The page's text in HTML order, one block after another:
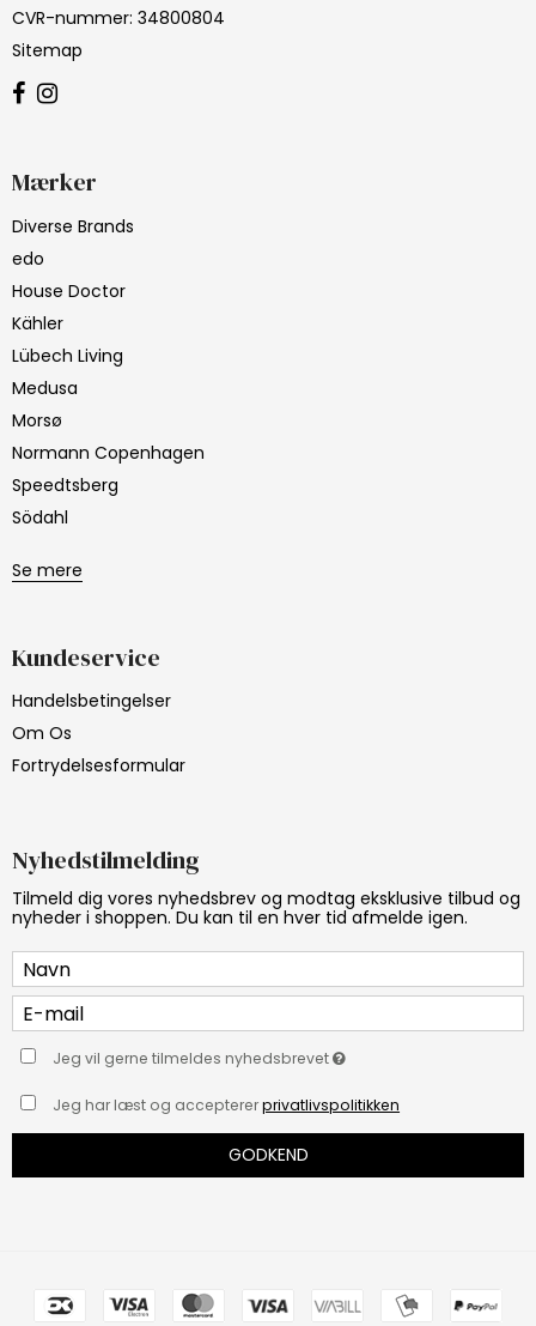
CVR-nummer: 34800804
Sitemap
Mærker
Diverse Brands
edo
House Doctor
Kähler
Lübech Living
Medusa
Morsø
Normann Copenhagen
Speedtsberg
Södahl
Se mere
Kundeservice
Handelsbetingelser
Om Os
Fortrydelsesformular
Nyhedstilmelding
Tilmeld dig vores nyhedsbrev og modtag eksklusive tilbud og
nyheder i shoppen. Du kan til en hver tid afmelde igen.
Jeg vil gerne tilmeldes nyhedsbrevet
Jeg har læst og acceptererprivatlivspolitikken
GODKEND